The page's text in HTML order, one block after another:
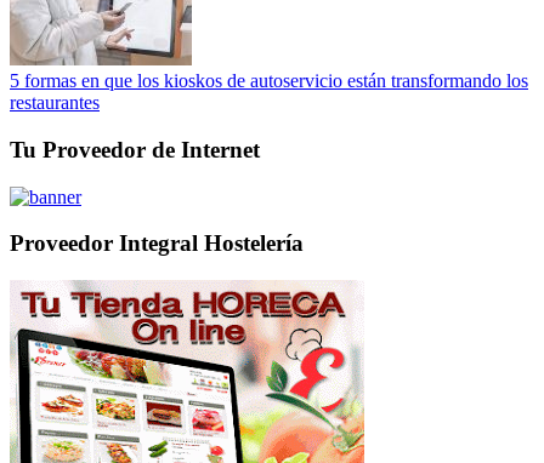
5 formas en que los kioskos de autoservicio están transformando los
restaurantes
Tu Proveedor de Internet
Proveedor Integral Hostelería